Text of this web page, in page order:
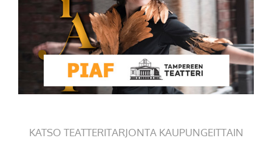
KATSO TEATTERITARJONTA KAUPUNGEITTAIN